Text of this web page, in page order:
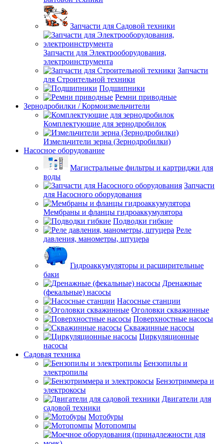
Запчасти для Садовой техники
Запчасти для Электрооборудования,
электроинструмента
Запчасти
для Строительной техники
Подшипники
Ремни приводные
Зернодробилки / Кормоизмельчители
Комплектующие для зернодробилок
Измельчители зерна (Зернодробилки)
Насосное оборудование
Магистральные фильтры и картриджи для
воды
Запчасти
для Насосного оборудования
Мембраны и фланцы гидроаккумулятора
Подводки гибкие
Реле
давления, манометры, штуцера
Гидроаккумуляторы и расширительные
баки
Дренажные
(фекальные) насосы
Насосные станции
Оголовки скважинные
Поверхностные насосы
Скважинные насосы
Циркуляционные
насосы
Садовая техника
Бензопилы и
электропилы
Бензотриммера и
электрокосы
Двигатели для
садовой техники
Мотобуры
Мотопомпы